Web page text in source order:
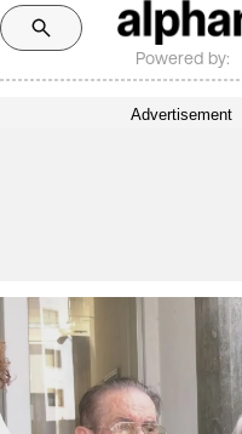
Powered by:
Advertisement